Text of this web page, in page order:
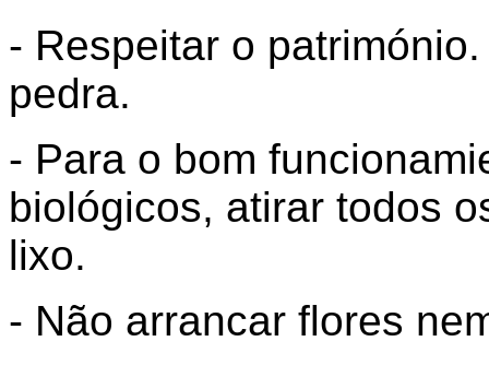
- Respeitar o
pedra.
- Para o bom
biológicos, atirar todos
lixo.
- Não arrancar flores